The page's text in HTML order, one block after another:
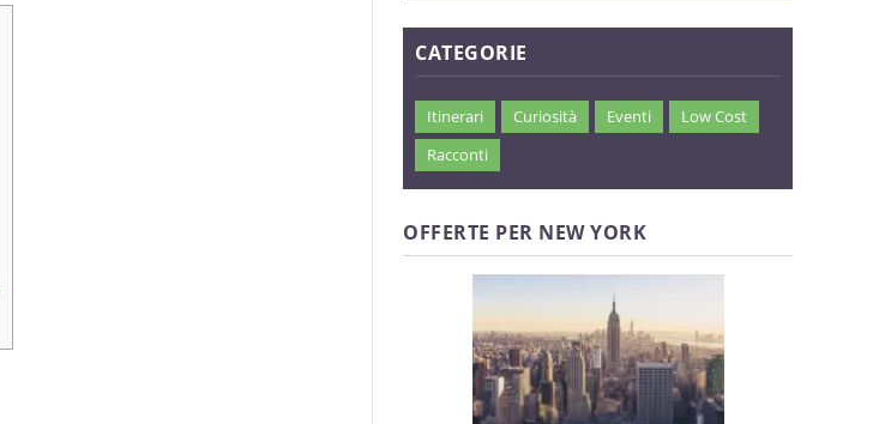
CATEGORIE
Itinerari Curiosità Eventi
Low Cost
Racconti
OFFERTE PER NEW YORK